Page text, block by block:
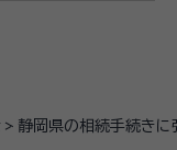
静岡県の相続手続き